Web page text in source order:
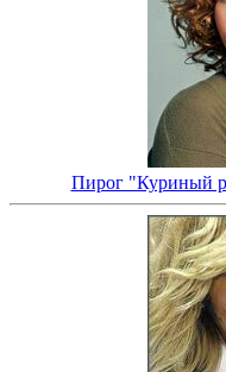
Пирог "Куриный